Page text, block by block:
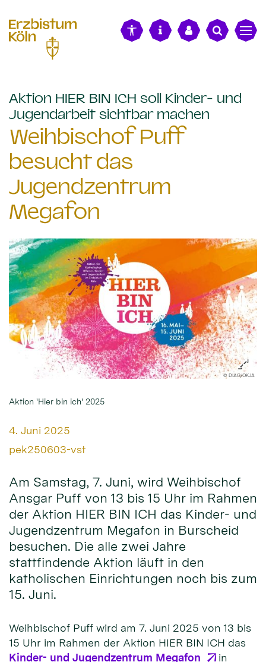
Aktion HIER BIN ICH soll Kinder- und
Jugendarbeit sichtbar machen
Weihbischof Puff
besucht das
Jugendzentrum
Megafon
© DIAG/OKJA
Aktion 'Hier bin ich' 2025
Datum:
4. Juni 2025
Von:
pek250603-vst
Am Samstag, 7. Juni, wird Weihbischof
Ansgar Puff von 13 bis 15 Uhr im Rahmen
der Aktion HIER BIN ICH das Kinder- und
Jugendzentrum Megafon in Burscheid
besuchen. Die alle zwei Jahre
stattfindende Aktion läuft in den
katholischen Einrichtungen noch bis zum
15. Juni.
Weihbischof Puff wird am 7. Juni 2025 von 13 bis
15 Uhr im Rahmen der Aktion HIER BIN ICH das
Kinder- und Jugendzentrum Megafon
in